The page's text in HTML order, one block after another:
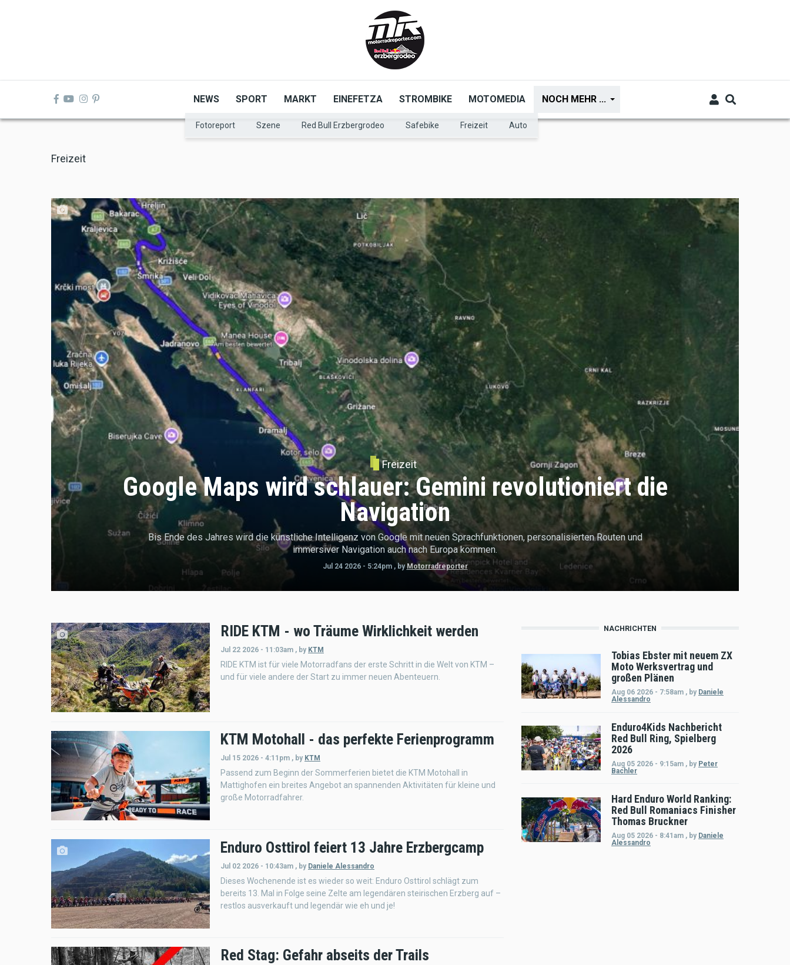
NEWS SPORT MARKT EINEFETZA STROMBIKE MOTOMEDIA NOCH MEHR ...
Fotoreport Szene Red Bull Erzbergrodeo Safebike Freizeit Auto
Freizeit
Freizeit
Google Maps wird schlauer: Gemini revolutioniert die
Navigation
Bis Ende des Jahres wird die künstliche Intelligenz von Google mit neuen Sprachfunktionen, personalisierten Routen und
immersiver Navigation auch nach Europa kommen.
Jul 24 2026 - 5:24pm , by Motorradreporter
RIDE KTM - wo Träume Wirklichkeit werden
Jul 22 2026 - 11:03am , by KTM
RIDE KTM ist für viele Motorradfans der erste Schritt in die Welt von KTM –
und für viele andere der Start zu immer neuen Abenteuern.
KTM Motohall - das perfekte Ferienprogramm
Jul 15 2026 - 4:11pm , by KTM
Passend zum Beginn der Sommerferien bietet die KTM Motohall in
Mattighofen ein breites Angebot an spannenden Aktivitäten für kleine und
große Motorradfahrer.
Enduro Osttirol feiert 13 Jahre Erzbergcamp
Jul 02 2026 - 10:43am , by Daniele Alessandro
Dieses Wochenende ist es wieder so weit: Enduro Osttirol schlägt zum
bereits 13. Mal in Folge seine Zelte am legendären steirischen Erzberg auf –
restlos ausverkauft und legendär wie eh und je!
Red Stag: Gefahr abseits der Trails
NACHRICHTEN
Tobias Ebster mit neuem ZX
Moto Werksvertrag und
großen Plänen
Aug 06 2026 - 7:58am , by Daniele
Alessandro
Enduro4Kids Nachbericht
Red Bull Ring, Spielberg
2026
Aug 05 2026 - 9:15am , by Peter
Bachler
Hard Enduro World Ranking:
Red Bull Romaniacs Finisher
Thomas Bruckner
Aug 05 2026 - 8:41am , by Daniele
Alessandro